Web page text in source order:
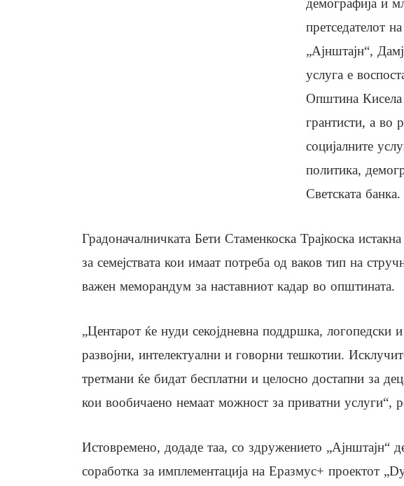
демографија и
претседателот
„Ајнштајн“,
услуга е
Општина Кисела
грантисти, а во
социјалните
политика,
Светската банка.
Градоначалничката Бети Стаменкоска Трајкоска
за семејствата кои имаат потреба од ваков тип на
важен меморандум за наставниот кадар во општината.
„Центарот ќе нуди секојдневна поддршка, логопедски
развојни, интелектуални и говорни тешкотии.
третмани ќе бидат бесплатни и целосно достапни за
кои вообичаено немаат можност за приватни услуги“,
Истовремено, додаде таа, со здружението
соработка за имплементација на Еразмус+ проектот